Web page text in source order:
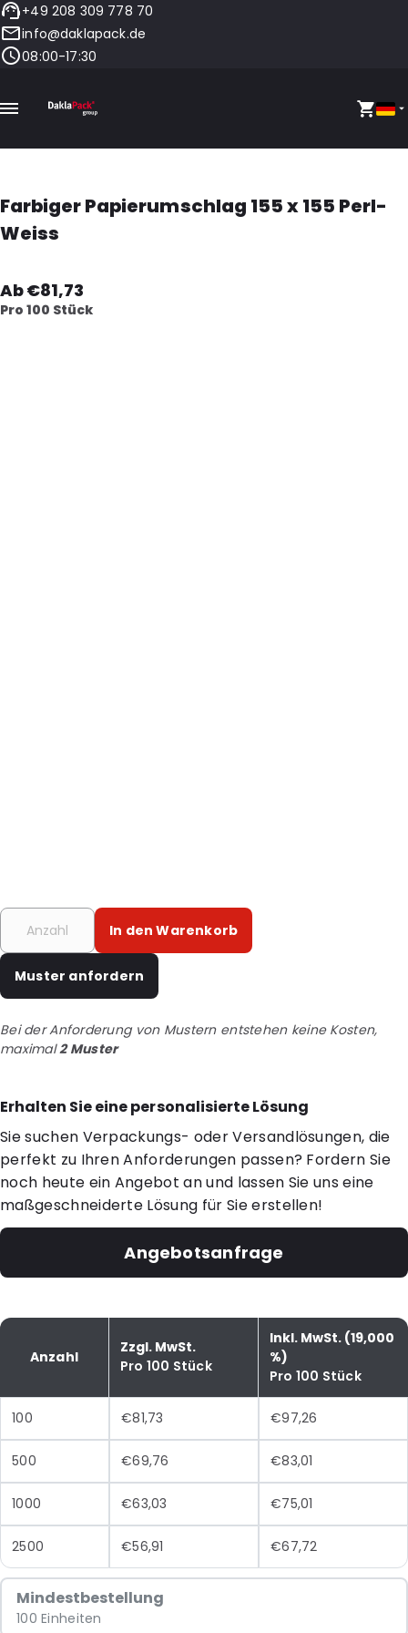
+49 208 309 778 70
info@daklapack.de
08:00-17:30
Farbiger Papierumschlag 155 x 155 Perl-
Weiss
Ab €81,73
Pro 100 Stück
In den Warenkorb
Muster anfordern
Bei der Anforderung von Mustern entstehen keine Kosten,
maximal2 Muster
Erhalten Sie eine personalisierte Lösung
Sie suchen Verpackungs- oder Versandlösungen, die
perfekt zu Ihren Anforderungen passen? Fordern Sie
noch heute ein Angebot an und lassen Sie uns eine
maßgeschneiderte Lösung für Sie erstellen!
Angebotsanfrage
Anzahl
Zzgl. MwSt.
Pro 100 Stück
Inkl. MwSt. (19,000
%)
Pro 100 Stück
100 €81,73 €97,26
500 €69,76 €83,01
1000 €63,03 €75,01
2500 €56,91 €67,72
Mindestbestellung
100 Einheiten